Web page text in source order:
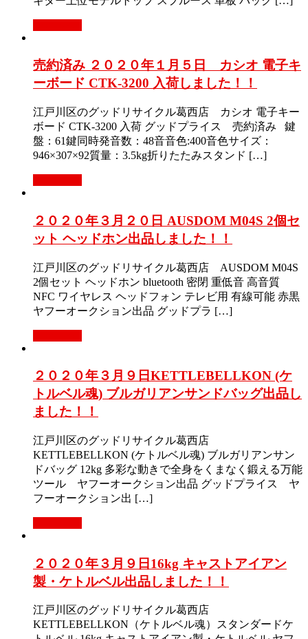
売約済み ２０２０年１月５日 カシオ 電子キ
ーボード CTK-3200 入荷しました！！
江戸川区のグッドリサイクル葛西店 カシオ 電子キー
ボード CTK-3200 入荷 グッドプライス 売約済み 鍵
盤：61鍵同時発音数：48音音色:400音色サイズ：
946×307×92質量：3.5kg折りたたみスタンド […]
２０２０年３月２０日 AUSDOM M04S 2個セ
ット ヘッドホン出品しました！！
江戸川区のグッドリサイクル葛西店 AUSDOM M04S
2個セット ヘッドホン bluetooth 密閉 重低音 高音質
NFC ワイヤレス ヘッドフォン テレビ用 有線可能 赤黒
ヤフーオークション出品 グッドプラ […]
２０２０年３月９日KETTLEBELLKON (ケ
トルベル魂) ブルガリアンサンドバッグ出品し
ました！！
江戸川区のグッドリサイクル葛西店
KETTLEBELLKON (ケトルベル魂) ブルガリアンサン
ドバッグ 12kg 多彩な動きで全身をくまなく鍛える万能
ツール ヤフーオークション出品 グッドプライス ヤ
フーオークション出 […]
２０２０年３月９日16kg キャストアイアン
製・ケトルベル出品しました！！
江戸川区のグッドリサイクル葛西店
KETTLEBELLKON（ケトルベル魂）スタンダードケ